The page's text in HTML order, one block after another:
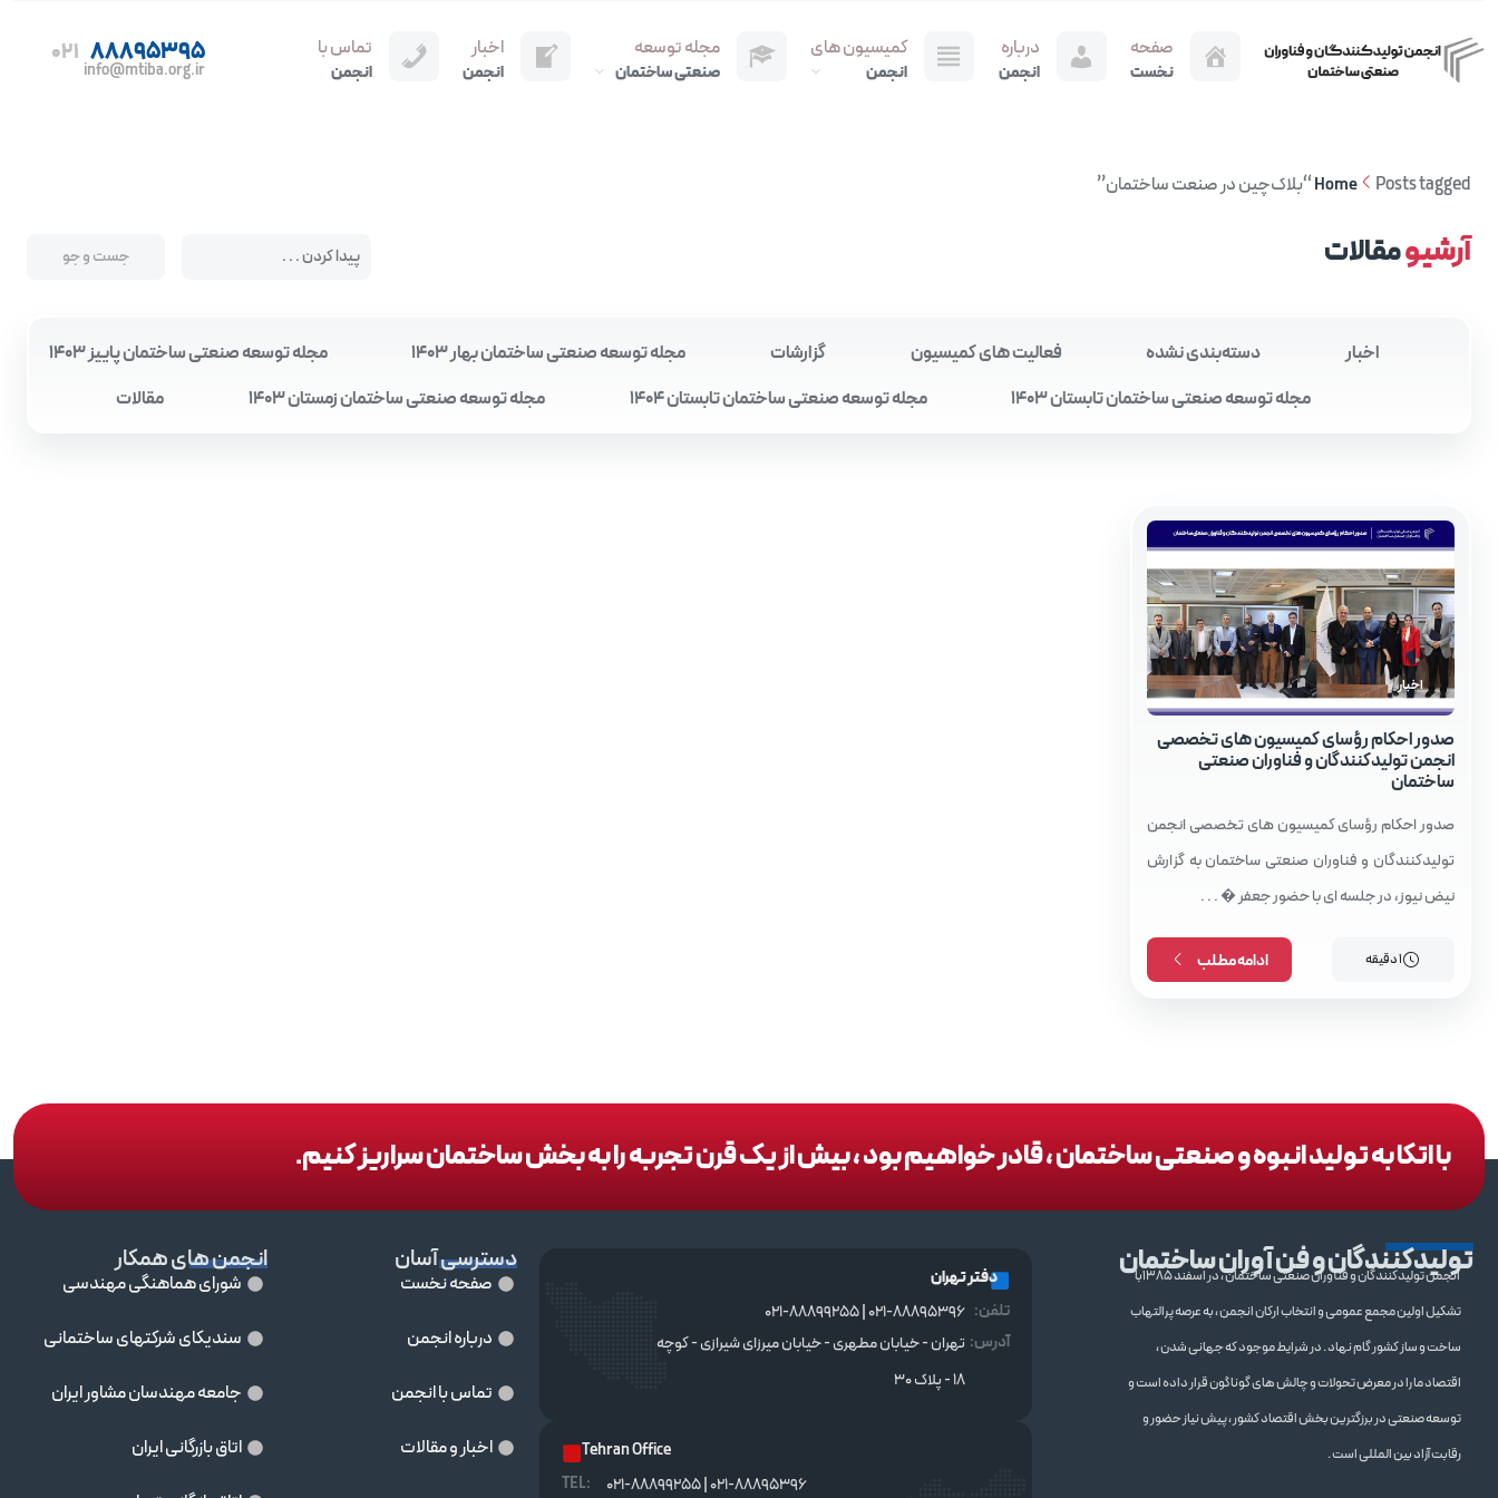
صفحه
نخست
درباره
انجمن
کمیسیون های
انجمن
مجله توسعه
صنعتی ساختمان
اخبار
انجمن
تماس با
انجمن
021 88895395
info@mtiba.org.ir
Home Posts tagged “بلاک‌چین در صنعت ساختمان”
آرشیومقالات
اخبار دسته‌بندی نشده فعالیت های کمیسیون گزارشات مجله توسعه صنعتی ساختمان بهار 1403
مجله توسعه صنعتی ساختمان پاییز 1403
مجله توسعه صنعتی ساختمان تابستان 1403
مجله توسعه صنعتی ساختمان تابستان 1404 مجله توسعه صنعتی ساختمان زمستان 1403 مقالات
اخبار
صدور احکام رؤسای کمیسیون‌ های تخصصی
انجمن تولیدکنندگان و فناوران صنعتی
ساختمان
صدور احکام رؤسای کمیسیون‌ های تخصصی انجمن
تولیدکنندگان و فناوران صنعتی ساختمان به گزارش
نیض نیوز، در جلسه ای با حضور جعفر � . . .
1 دقیقه ادامه مطلب
با اتکا به تولید انبوه و صنعتی ساختمان ، قادر خواهیم بود ، بیش از یک قرن تجربه را به بخش ساختمان سراریز کنیم.
تولیدکنندگان و فن آوران ساختمان
انجمن تولیدکنندگان و فنآوران صنعتی ساختمان ، در اسفند 1385با
تشکیل اولین مجمع عمومی و انتخاب ارکان انجمن ، به عرصه پرالتهاب
ساخت و ساز کشور گام نهاد . در شرایط موجود که جهانی شدن ،
اقتصاد ما را در معرض تحولات و چالش های گوناگون قرار داده است و
توسعه صنعتی در برزگترین بخش اقتصاد کشور ، پیش نیاز حضور و
رقابت آزاد بین المللی است .
دفتر تهران
تلفن: 021-88895396 | 021-88899255
آدرس: تهران - خیابان مطهری - خیابان میرزای شیرازی - کوچه
۱۸ - پلاک ۳۰
Tehran Office
TEL :
021-88895396 | 021-88899255
دسترسی آسان
صفحه نخست
درباره انجمن
تماس با انجمن
اخبار و مقالات
انجمن های همکار
شورای هماهنگی مهندسی
سندیکای شرکتهای ساختمانی
جامعه مهندسان مشاور ايران
اتاق بازرگانی ایران